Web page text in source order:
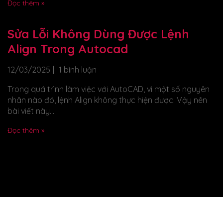
Đọc thêm »
Sửa Lỗi Không Dùng Được Lệnh
Align Trong Autocad
12/03/2025
1 bình luận
Trong quá trình làm việc với AutoCAD, vì một số nguyên
nhân nào đó, lệnh Align không thực hiện được. Vậy nên
bài viết này...
Đọc thêm »